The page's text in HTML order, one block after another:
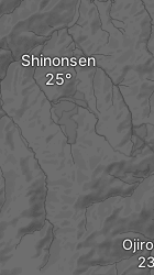
Shinonsen